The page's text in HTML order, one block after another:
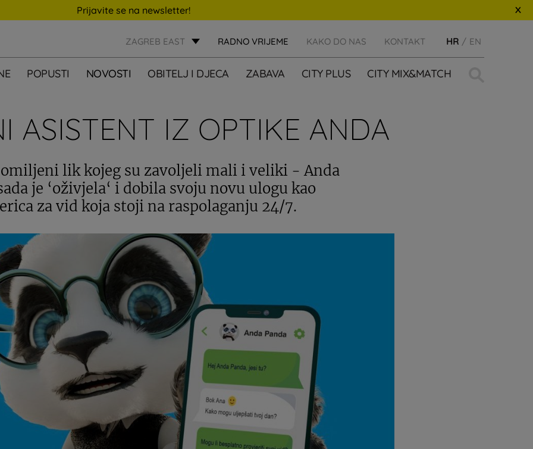
Prijavite se na newsletter!
ZAGREB EAST RADNO VRIJEME KAKO DO NAS KONTAKT HR EN
POPUSTI NOVOSTI OBITELJ I DJECA ZABAVA CITY PLUS CITY MIX&MATCH
ASISTENT IZ OPTIKE ANDA
omiljeni lik kojeg su zavoljeli mali i veliki - Anda
je ‘oživjela‘ i dobila svoju novu ulogu kao
za vid koja stoji na raspolaganju 24/7.